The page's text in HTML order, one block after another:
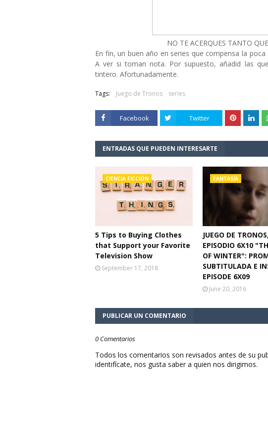
NO TE ACERQUES TANTO
En fin, un buen año en series que compensa la
A ver si toman nota. Por supuesto, añadid las
tintero. Afortunadamente.
Tags: Juego de Tronos series
Facebook Twitter
ENTRADAS QUE PUEDEN INTERESARTE
CIENCIA FICCIÓN
5 Tips to Buying Clothes
that Support your Favorite
Television Show
September 17, 2018
FANTASÍA
JUEGO DE TRONOS,
EPISODIO 6X10
OF WINTER":
SUBTITULADA E
EPISODE 6X09
June 20, 2016
PUBLICAR UN COMENTARIO
0 Comentarios
Todos los comentarios son revisados antes de su
identifícate, nos gusta saber a quien nos dirigimos.